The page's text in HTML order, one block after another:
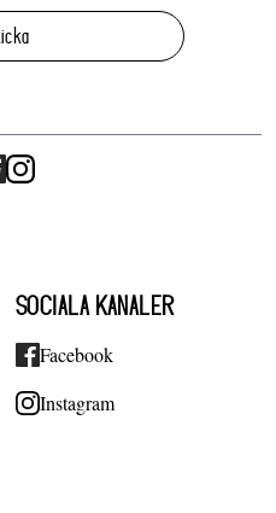
SOCIALA KANALER
Facebook
Instagram